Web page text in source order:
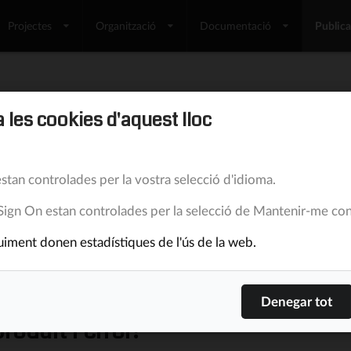
Projectes Organització Documentació
d'informes
4/4/16 Lluís Turró Cutiller 20.360
un error en els enviaments d'activitat de
la resta, el funcionament ha estat l'adequat.
l'error?
les cookies d'aquest lloc
controlades per la vostra selecció d'idioma.
On estan controlades per la selecció de Mantenir-me
donen estadístiques de l'ús de la web.